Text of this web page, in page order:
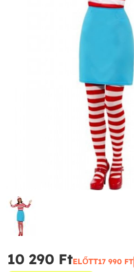
10 290 Ft‎ELŐTT17 990 FT‎